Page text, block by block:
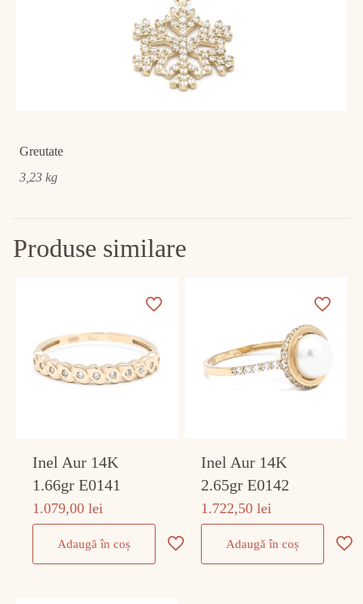
Greutate
3,23 kg
Produse similare
Inel Aur 14K
1.66gr E0141
1.079,00lei
Adaugă în coș
Inel Aur 14K
2.65gr E0142
1.722,50lei
Adaugă în coș